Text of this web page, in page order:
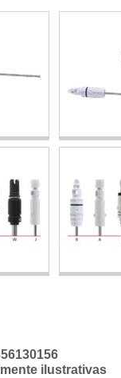
ilustrativas